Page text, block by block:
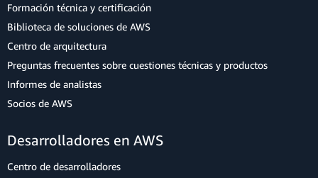
Formación técnica y certificación
Biblioteca de soluciones de AWS
Centro de arquitectura
Preguntas frecuentes sobre cuestiones técnicas y productos
Informes de analistas
Socios de AWS
Desarrolladores en AWS
Centro de desarrolladores